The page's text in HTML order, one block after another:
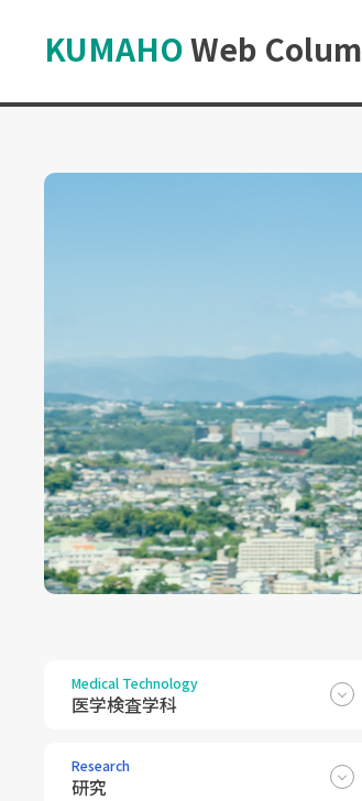
KUMAHOWeb
Medical Technology
医学検査学科
Research
研究